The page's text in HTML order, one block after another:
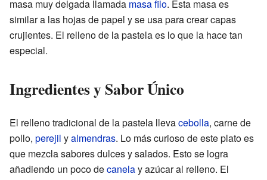
masa muy delgada llamada masa filo. Esta masa es
similar a las hojas de papel y se usa para crear capas
crujientes. El relleno de la pastela es lo que la hace tan
especial.
Ingredientes y Sabor Único
El relleno tradicional de la pastela llevacebolla, carne de
pollo, perejil yalmendras. Lo más curioso de este plato es
que mezcla sabores dulces y salados. Esto se logra
añadiendo un poco decanelay azúcar al relleno. El